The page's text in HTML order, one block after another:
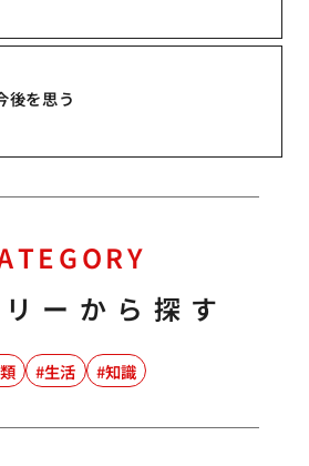
後を思う
ーから探す
生活 知識